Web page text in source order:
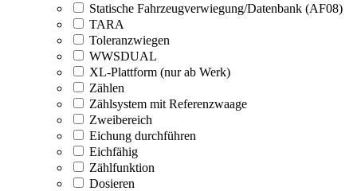
Statische Fahrzeugverwiegung/Datenbank (AF08)
TARA
Toleranzwiegen
WWSDUAL
XL-Plattform (nur ab Werk)
Zählen
Zählsystem mit Referenzwaage
Zweibereich
Eichung durchführen
Eichfähig
Zählfunktion
Dosieren